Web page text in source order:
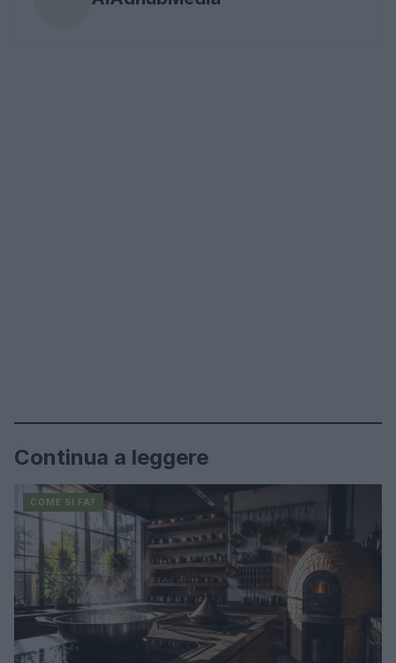
Continua a leggere
COME SI FA?